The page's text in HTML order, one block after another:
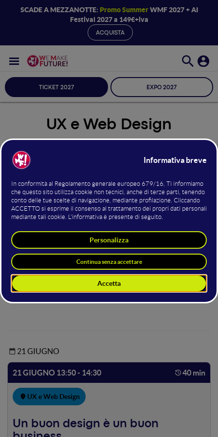
SCADE A MEZZANOTTE: Promo SummerWMF 2027 + AI
Festival 2027 a 149€+iva
ACQUISTA
TICKET 2027 EXPO 2027
UX e Web Design
Seleziona Sala
UX e Web Design
Hosting della sala
Enrico Maioli
Lean Product Discovery Expert, UXQB Certified UX professional,
21 GIUGNO
21 GIUGNO 13:50 - 14:30 40 min
UX e Web Design
Un buon design è un buon